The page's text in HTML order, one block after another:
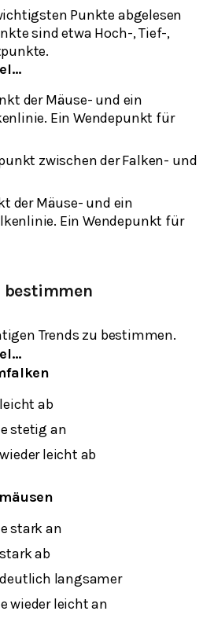
Punkte abgelesen
sind etwa Hoch-, Tief-,
der Mäuse- und ein
Ein Wendepunkt für
zwischen der Falken- und
der Mäuse- und ein
Ein Wendepunkt für
bestimmen
Trends zu bestimmen.
ab
stetig an
leicht ab
stark an
ab
langsamer
wieder leicht an